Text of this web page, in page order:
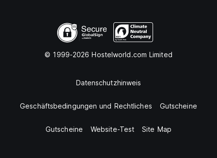
© 1999-2026 Hostelworld.com Limited
Datenschutzhinweis
Geschäftsbedingungen und Rechtliches Gutscheine
Gutscheine Website-Test Site Map